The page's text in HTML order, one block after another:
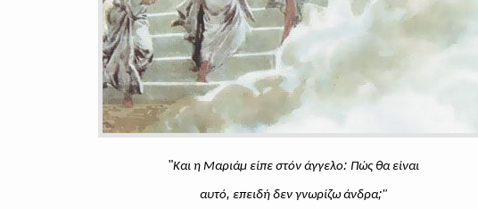
"Και η Μαριάμ είπε στόν άγγελο: Πώς θα είναι
αυτό, επειδή δεν γνωρίζω άνδρα;"